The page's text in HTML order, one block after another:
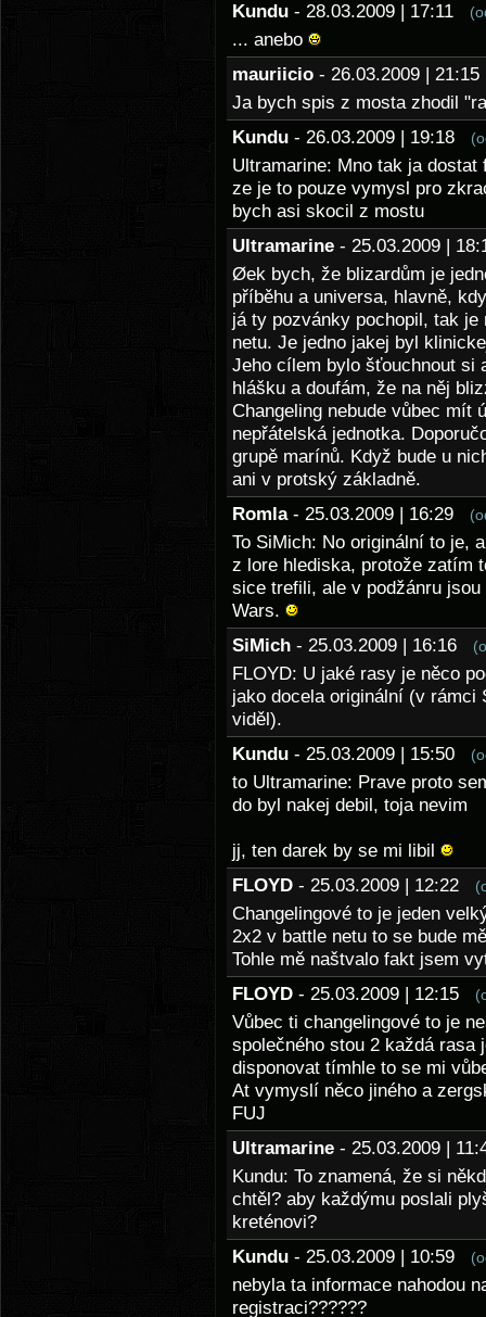
Kundu - 28.03.2009 | 17:11
... anebo
mauriicio - 26.03.2009 |
Ja bych spis z mosta zhodil
Kundu - 26.03.2009 | 19:18
Ultramarine: Mno tak ja
ze je to pouze vymysl pro
bych asi skocil z mostu
Ultramarine - 25.03.2009 |
Øek bych, že blizardům je
příběhu a universa, hlavně,
já ty pozvánky pochopil, tak
netu. Je jedno jakej byl
Jeho cílem bylo šťouchnout si
hlášku a doufám, že na něj
Changeling nebude vůbec mít
nepřátelská jednotka.
grupě marínů. Když bude u
ani v protský základně.
Romla - 25.03.2009 | 16:29
To SiMich: No originální to je,
z lore hlediska, protože zatím
sice trefili, ale v podžánru
Wars.
SiMich - 25.03.2009 | 16:16
FLOYD: U jaké rasy je něco
jako docela originální (v rámci
viděl).
Kundu - 25.03.2009 | 15:50
to Ultramarine: Prave proto
do byl nakej debil, toja nevim
jj, ten darek by se mi libil
FLOYD - 25.03.2009 | 12:22
Changelingové to je jeden
2x2 v battle netu to se bude
Tohle mě naštvalo fakt jsem
FLOYD - 25.03.2009 | 12:15
Vůbec ti changelingové to je
společného stou 2 každá rasa
disponovat tímhle to se mi
At vymyslí něco jiného a
FUJ
Ultramarine - 25.03.2009 |
Kundu: To znamená, že si
chtěl? aby každýmu poslali
kreténovi?
Kundu - 25.03.2009 | 10:59
nebyla ta informace nahodou
registraci??????